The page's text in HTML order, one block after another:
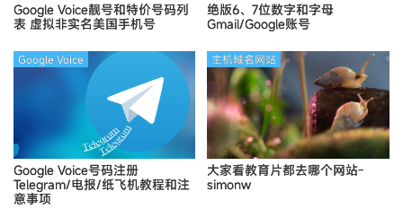
Google Voice靓号和特价号码列
表 虚拟非实名美国手机号
绝版6、7位数字和字母
Gmail/Google账号
Google Voice号码注册
Telegram/电报/纸飞机教程和注
意事项
Google Voice
大家看教育片都去哪个网站-
simonw
主机域名网站